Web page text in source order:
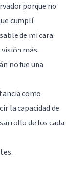
porque no
cumplí
de mi cara.
visión más
no fue una
como
la capacidad de
de los cada